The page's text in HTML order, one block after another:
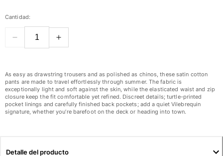
Partes de abajo
Ver todo Trajes de baño
Pret-a-porter
Vestidos
Cantidad:
As easy as drawstring trousers and as polished as chinos, these satin cotton
pants are made to travel effortlessly through summer. The fabric is
exceptionally light and soft against the skin, while the elasticated waist and zip
closure keep the fit comfortable yet refined. Discreet details; turtle-printed
pocket linings and carefully finished back pockets; add a quiet Vilebrequin
signature, whether you’re barefoot on the deck or heading into town.
Detalle del producto